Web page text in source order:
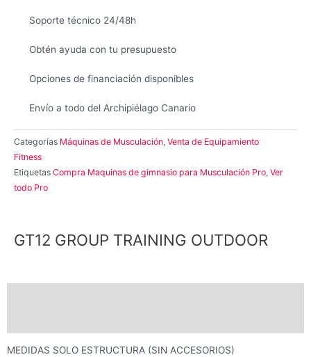
Soporte técnico 24/48h
Obtén ayuda con tu presupuesto
Opciones de financiación disponibles
Envío a todo del Archipiélago Canario
Categorías Máquinas de Musculación, Venta de Equipamiento
Fitness
Etiquetas Compra Maquinas de gimnasio para Musculación Pro, Ver
todo Pro
GT12 GROUP TRAINING OUTDOOR
MEDIDAS SOLO ESTRUCTURA (SIN ACCESORIOS)